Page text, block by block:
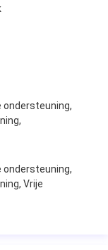
Vrije